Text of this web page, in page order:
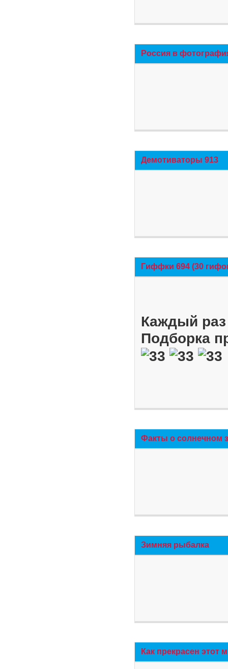
Россия в
Демотиваторы 913
Гиффки 694 (30
Каждый
Подборка
Факты о солнечном
Зимняя рыбалка
Как прекрасен этот